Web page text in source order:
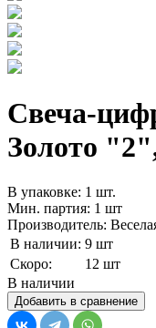
Свеча-
Золото
В упаковке: 1 шт.
Мин. партия: 1 шт
Производитель:
В наличии: 9 шт
Скоро:
12 шт
В наличии
Добавить в сравнение